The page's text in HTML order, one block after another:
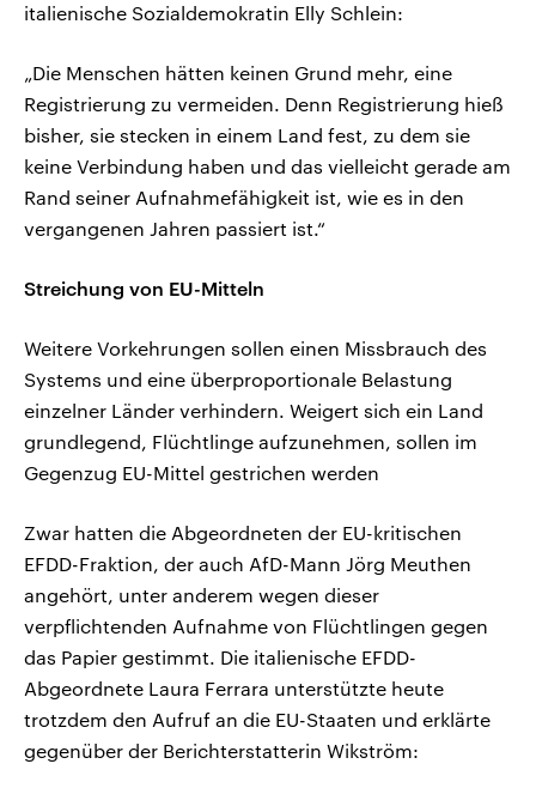
italienische Sozialdemokratin Elly Schlein:
„Die Menschen hätten keinen Grund mehr, eine
Registrierung zu vermeiden. Denn Registrierung hieß
bisher, sie stecken in einem Land fest, zu dem sie
keine Verbindung haben und das vielleicht gerade am
Rand seiner Aufnahmefähigkeit ist, wie es in den
vergangenen Jahren passiert ist.“
Streichung von EU-Mitteln
Weitere Vorkehrungen sollen einen Missbrauch des
Systems und eine überproportionale Belastung
einzelner Länder verhindern. Weigert sich ein Land
grundlegend, Flüchtlinge aufzunehmen, sollen im
Gegenzug EU-Mittel gestrichen werden
Zwar hatten die Abgeordneten der EU-kritischen
EFDD-Fraktion, der auch AfD-Mann Jörg Meuthen
angehört, unter anderem wegen dieser
verpflichtenden Aufnahme von Flüchtlingen gegen
das Papier gestimmt. Die italienische EFDD-
Abgeordnete Laura Ferrara unterstützte heute
trotzdem den Aufruf an die EU-Staaten und erklärte
gegenüber der Berichterstatterin Wikström: